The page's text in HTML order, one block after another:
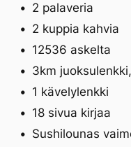
2 palaveria
2 kuppia kahvia
12536 askelta
3km
1 kävelylenkki
18 sivua kirjaa
Sushilounas